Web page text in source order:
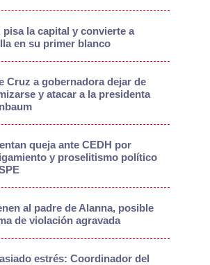
pisa la capital y convierte a
en su primer blanco
Cruz a gobernadora dejar de
y atacar a la presidenta
queja ante CEDH por
y proselitismo político
al padre de Alanna, posible
de violación agravada
estrés: Coordinador del